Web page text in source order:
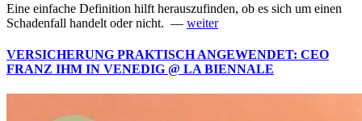
Eine einfache Definition hilft herauszufinden, ob es sich um einen
Schadenfall handelt oder nicht. — weiter
VERSICHERUNG PRAKTISCH ANGEWENDET: CEO
FRANZ IHM IN VENEDIG @ LA BIENNALE